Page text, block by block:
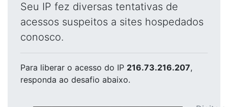
Seu IP fez diversas tentativas de
acessos suspeitos a sites hospedados
conosco.
Para liberar o acesso do IP 216.73.216.207,
responda ao desafio abaixo.